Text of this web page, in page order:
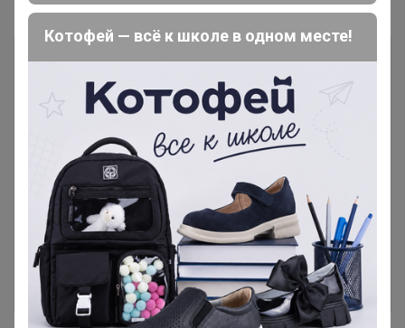
Чтобы ответить или задать вопрос
необходимо авторизоваться на сайте
Это займет меньше минуты
Войти Зарегистрироваться
Котофей — всё к школе в одном месте!